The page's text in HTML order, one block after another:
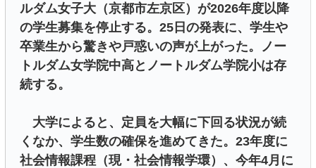
ルダム女子大（京都市左京区）が2026年度以降
の学生募集を停止する。25日の発表に、学生や
卒業生から驚きや戸惑いの声が上がった。ノー
トルダム女学院中高とノートルダム学院小は存
続する。
大学によると、定員を大幅に下回る状況が続
くなか、学生数の確保を進めてきた。23年度に
社会情報課程（現・社会情報学環）、今年4月に